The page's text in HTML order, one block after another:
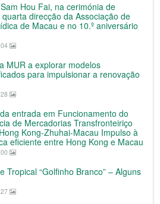
Hou Fai, na cerimónia de
direcção da Associação de
de Macau e no 10.º aniversário
MUR a explorar modelos
para impulsionar a renovação
entrada em Funcionamento do
de Mercadorias Transfronteiriço
Kong-Zhuhai-Macau Impulso à
eficiente entre Hong Kong e Macau
Tropical “Golfinho Branco” – Alguns